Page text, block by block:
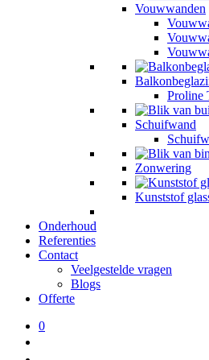
Vouwwanden
Proline
Schuifwand
Zonwering
Kunststof
Onderhoud
Referenties
Contact
Veelgestelde vragen
Blogs
Offerte
0